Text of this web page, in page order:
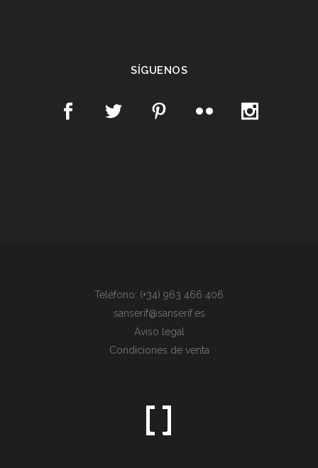
SÍGUENOS
Teléfono: (+34) 963 466 406
sanserif@sanserif.es
Aviso legal
Condiciones de venta